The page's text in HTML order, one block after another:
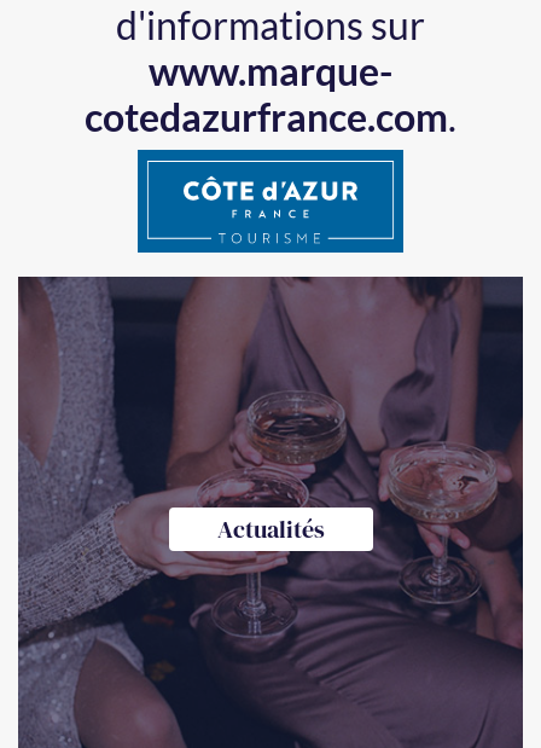
d'informations sur
www.marque-
cotedazurfrance.com.
Actualités